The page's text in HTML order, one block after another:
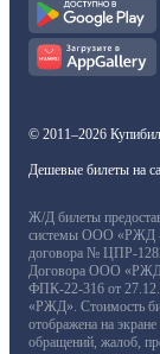
© 2011–2026
Дешевые билеты на
Ж/Д билеты
системы ООО «РЖД –
договора № ЦПР-
Договора ООО
ФПК-22-316 от
«РЖД». Стоимость
отображена на
обращений, жалоб,